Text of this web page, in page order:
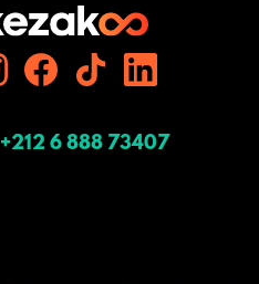
+212 6 888 73407